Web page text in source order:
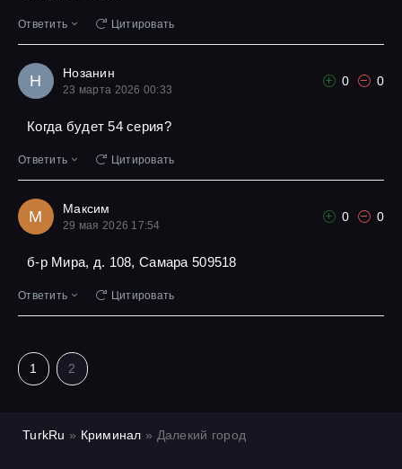
Ответить Цитировать
Н Нозанин
23 марта 2026 00:33
0 0
Когда будет 54 серия?
Ответить Цитировать
М Максим
29 мая 2026 17:54
0 0
б-р Мира, д. 108, Самара 509518
Ответить Цитировать
1 2
TurkRu » Криминал » Далекий город